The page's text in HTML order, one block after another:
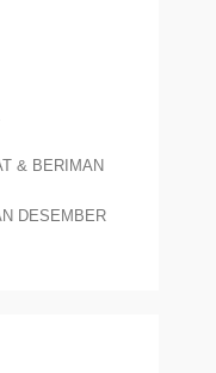
& BERIMAN
DESEMBER